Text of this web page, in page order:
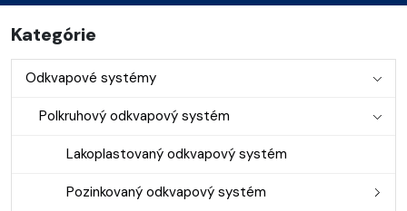
Kategórie
Odkvapové systémy
Polkruhový odkvapový systém
Lakoplastovaný odkvapový systém
Pozinkovaný odkvapový systém